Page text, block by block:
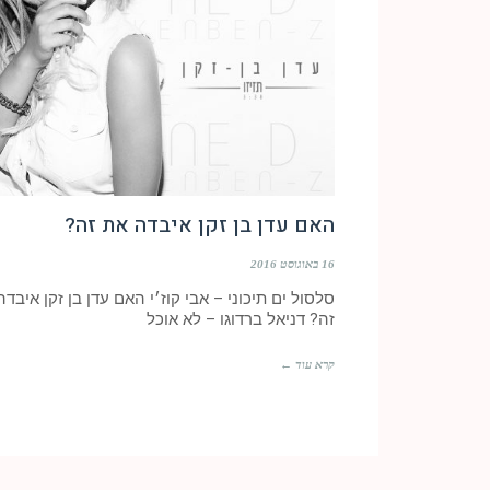
האם עדן בן זקן איבדה את זה?
16 באוגוסט 2016
סלסול ים תיכוני – אבי קוז׳י האם עדן בן זקן
זה? דניאל ברדוגו – לא אוכל
קרא עוד ←